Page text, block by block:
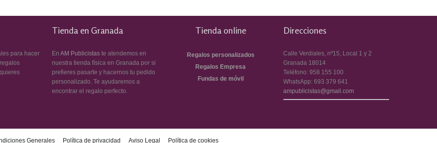
para hacer
Tienda en Granada
En AM Publicistas te atendemos en
nuestra tienda física en Granada por si
prefieres pasarte y hacernos tu pedido
personalizado. Te ayudaremos a
encontrar el regalo perfecto.
Tienda online
Regalos personalizados
Regalos Empresa
Fundas de móvil
Direcciones
Calle Verdiales, nº15, Local 1 y 2
Granada 18014
Teléfono: 958 155 100
WhatsApp: 693 379 641
ampublicistas@gmail.com
Generales Política de privacidad Aviso Legal Política de cookies